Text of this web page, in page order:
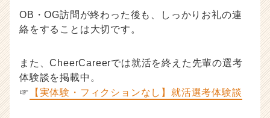
OB・OG訪問が終わった後も、しっかりお礼の連
絡をすることは大切です。
また、CheerCareerでは就活を終えた先輩の選考
体験談を掲載中。
☞
【実体験・フィクションなし】就活選考体験談